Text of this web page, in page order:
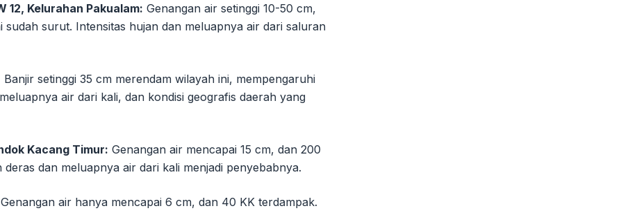
12, Kelurahan Pakualam: Genangan air setinggi 10-50 cm,
sudah surut. Intensitas hujan dan meluapnya air dari saluran
Banjir setinggi 35 cm merendam wilayah ini, mempengaruhi
air dari kali, dan kondisi geografis daerah yang
Kacang Timur: Genangan air mencapai 15 cm, dan 200
dan meluapnya air dari kali menjadi penyebabnya.
Genangan air hanya mencapai 6 cm, dan 40 KK terdampak.